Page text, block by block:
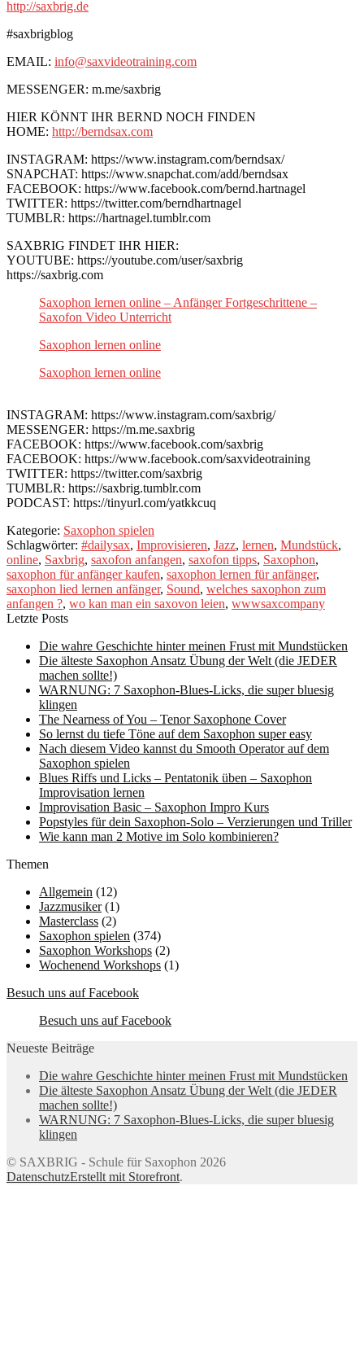
http://saxbrig.de
#saxbrigblog
EMAIL: info@saxvideotraining.com
MESSENGER: m.me/saxbrig
HIER KÖNNT IHR BERND NOCH FINDEN
HOME: http://berndsax.com
INSTAGRAM: https://www.instagram.com/berndsax/
SNAPCHAT: https://www.snapchat.com/add/berndsax
FACEBOOK: https://www.facebook.com/bernd.hartnagel
TWITTER: https://twitter.com/berndhartnagel
TUMBLR: https://hartnagel.tumblr.com
SAXBRIG FINDET IHR HIER:
YOUTUBE: https://youtube.com/user/saxbrig
https://saxbrig.com
Saxophon lernen online – Anfänger Fortgeschrittene –
Saxofon Video Unterricht
Saxophon lernen online
Saxophon lernen online
INSTAGRAM: https://www.instagram.com/saxbrig/
MESSENGER: https://m.me.saxbrig
FACEBOOK: https://www.facebook.com/saxbrig
FACEBOOK: https://www.facebook.com/saxvideotraining
TWITTER: https://twitter.com/saxbrig
TUMBLR: https://saxbrig.tumblr.com
PODCAST: https://tinyurl.com/yatkkcuq
Kategorie: Saxophon spielen
Schlagwörter: #dailysax, Improvisieren, Jazz, lernen, Mundstück,
online, Saxbrig, saxofon anfangen, saxofon tipps, Saxophon,
saxophon für anfänger kaufen, saxophon lernen für anfänger,
saxophon lied lernen anfänger, Sound, welches saxophon zum
anfangen ?, wo kan man ein saxovon leien, wwwsaxcompany
Letzte Posts
Die wahre Geschichte hinter meinen Frust mit Mundstücken
Die älteste Saxophon Ansatz Übung der Welt (die JEDER
machen sollte!)
WARNUNG: 7 Saxophon-Blues-Licks, die super bluesig
klingen
The Nearness of You – Tenor Saxophone Cover
So lernst du tiefe Töne auf dem Saxophon super easy
Nach diesem Video kannst du Smooth Operator auf dem
Saxophon spielen
Blues Riffs und Licks – Pentatonik üben – Saxophon
Improvisation lernen
Improvisation Basic – Saxophon Impro Kurs
Popstyles für dein Saxophon-Solo – Verzierungen und Triller
Wie kann man 2 Motive im Solo kombinieren?
Themen
Allgemein (12)
Jazzmusiker(1)
Masterclass (2)
Saxophon spielen (374)
Saxophon Workshops (2)
Wochenend Workshops (1)
Besuch uns auf Facebook
Besuch uns auf Facebook
Neueste Beiträge
Die wahre Geschichte hinter meinen Frust mit Mundstücken
Die älteste Saxophon Ansatz Übung der Welt (die JEDER
machen sollte!)
WARNUNG: 7 Saxophon-Blues-Licks, die super bluesig
klingen
© SAXBRIG - Schule für Saxophon 2026
DatenschutzErstellt mit Storefront.